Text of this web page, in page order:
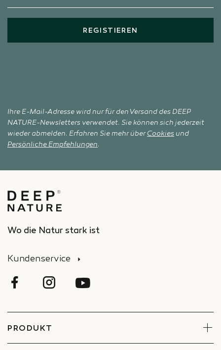
REGISTIEREN
Ihre E-Mail-Adresse wird nur für den Versand des DEEP
NATURE-Newsletters verwendet. Sie können sich jederzeit
wieder abmelden. Erfahren Sie mehr überCookies und
Persönliche Empfehlungen.
Wo die Natur stark ist
Kundenservice
PRODUKT
Gesicht